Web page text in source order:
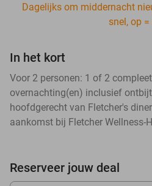
Dagelijks om middernacht
snel, op =
In het kort
Voor 2 personen: 1 of 2
overnachting(en) inclusief
hoofdgerecht van Fletcher's
aankomst bij Fletcher Wellness-
Reserveer jouw deal